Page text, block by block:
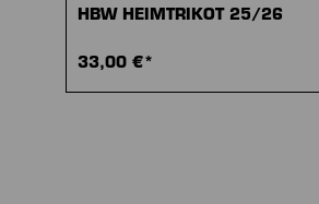
HBW HEIMTRIKOT 25/26
33,00 €*